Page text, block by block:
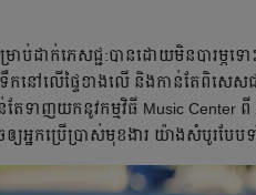
ប់​ដាក់​ភេសជ្ជ:​បាន​ដោយ​មិន​បារម្ភ​ទ
ប​ទឹក​នៅ​លើ​ផ្ទៃ​ខាង​លើ និង​កាន់​តែ​ពិសេ
ទាញ​យក​នូវ​កម្មវិធី Music Center ពី
អ្នក​ប្រើប្រាស់​មុខងារ​ យ៉ាង​សំបូរ​បែប​